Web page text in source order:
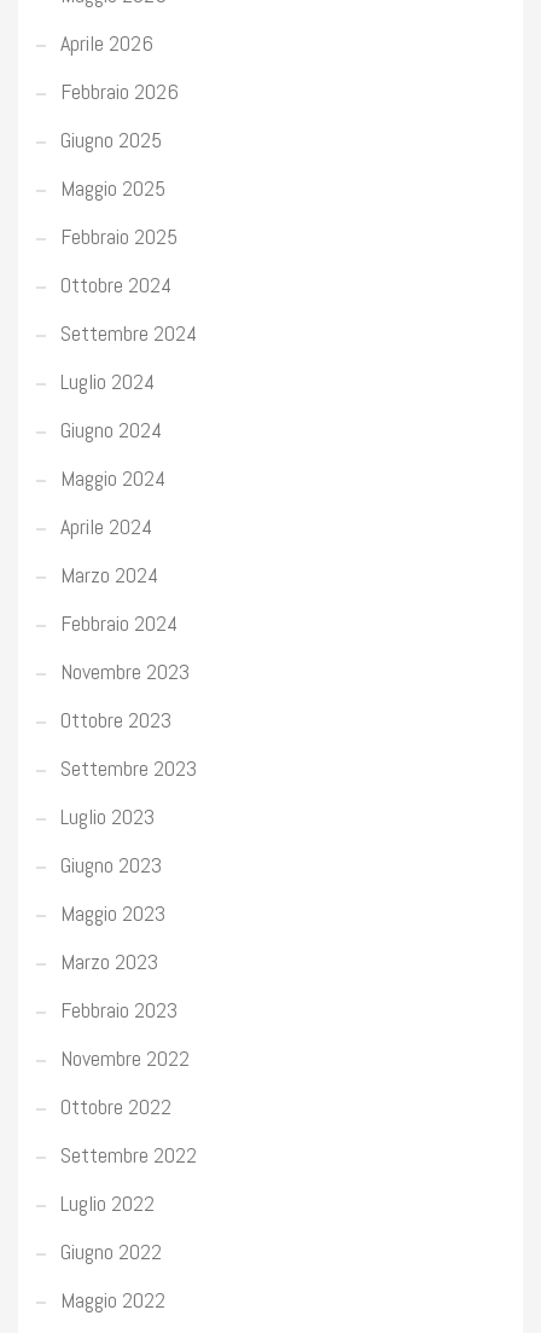
Aprile 2026
Febbraio 2026
Giugno 2025
Maggio 2025
Febbraio 2025
Ottobre 2024
Settembre 2024
Luglio 2024
Giugno 2024
Maggio 2024
Aprile 2024
Marzo 2024
Febbraio 2024
Novembre 2023
Ottobre 2023
Settembre 2023
Luglio 2023
Giugno 2023
Maggio 2023
Marzo 2023
Febbraio 2023
Novembre 2022
Ottobre 2022
Settembre 2022
Luglio 2022
Giugno 2022
Maggio 2022